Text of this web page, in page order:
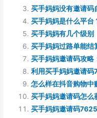
买手妈妈没有邀请码
买手妈妈是什么平台
买手妈妈有几个级别
买手妈妈过路单能结
买手妈妈邀请码攻略
利用买手妈妈邀请
怎么样在抖音购物中
买手妈妈邀请码怎么
买手妈妈邀请码